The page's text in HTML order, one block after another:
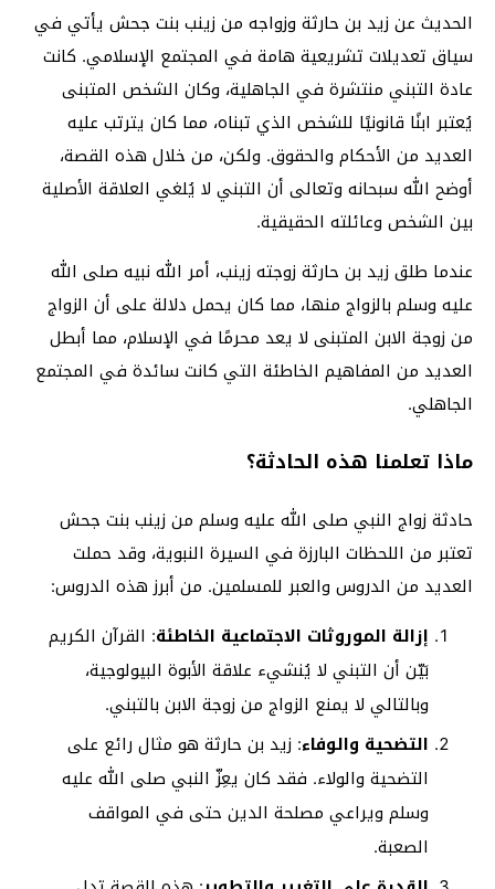
الحديث عن زيد بن حارثة وزواجه من زينب بنت جحش يأتي في
سياق تعديلات تشريعية هامة في المجتمع الإسلامي. كانت
عادة التبني منتشرة في الجاهلية، وكان الشخص المتبنى
يُعتبر ابنًا قانونيًا للشخص الذي تبناه، مما كان يترتب عليه
العديد من الأحكام والحقوق. ولكن، من خلال هذه القصة،
أوضح الله سبحانه وتعالى أن التبني لا يُلغي العلاقة الأصلية
بين الشخص وعائلته الحقيقية.
عندما طلق زيد بن حارثة زوجته زينب، أمر الله نبيه صلى الله
عليه وسلم بالزواج منها، مما كان يحمل دلالة على أن الزواج
من زوجة الابن المتبنى لا يعد محرمًا في الإسلام، مما أبطل
العديد من المفاهيم الخاطئة التي كانت سائدة في المجتمع
الجاهلي.
ماذا تعلمنا هذه الحادثة؟
حادثة زواج النبي صلى الله عليه وسلم من زينب بنت جحش
تعتبر من اللحظات البارزة في السيرة النبوية، وقد حملت
العديد من الدروس والعبر للمسلمين. من أبرز هذه الدروس:
إزالة الموروثات الاجتماعية الخاطئة: القرآن الكريم
بَيّن أن التبني لا يُنشيء علاقة الأبوة البيولوجية،
وبالتالي لا يمنع الزواج من زوجة الابن بالتبني.
التضحية والوفاء: زيد بن حارثة هو مثال رائع على
التضحية والولاء. فقد كان يعِزّ النبي صلى الله عليه
وسلم ويراعي مصلحة الدين حتى في المواقف
الصعبة.